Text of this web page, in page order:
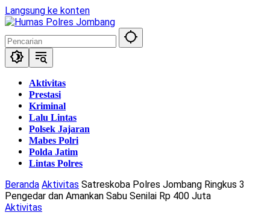
Langsung ke konten
Aktivitas
Prestasi
Kriminal
Lalu Lintas
Polsek Jajaran
Mabes Polri
Polda Jatim
Lintas Polres
Beranda Aktivitas Satreskoba Polres Jombang Ringkus 3
Pengedar dan Amankan Sabu Senilai Rp 400 Juta
Aktivitas